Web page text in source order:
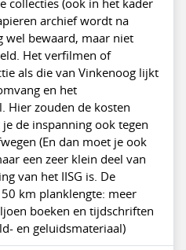
archief wordt na
bewaard, maar niet
Het verfilmen of
als die van Vinkenoog lijkt
en het
Hier zouden de kosten
de inspanning ook tegen
(En dan moet je ook
een zeer klein deel van
van het IISG is. De
km planklengte: meer
boeken en tijdschriften
en geluidsmateriaal)